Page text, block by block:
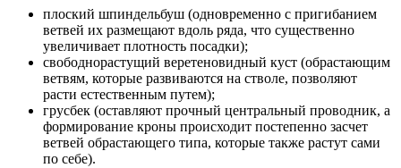
плоский шпиндельбуш (одновременно с пригибанием
ветвей их размещают вдоль ряда, что существенно
увеличивает плотность посадки);
свободнорастущий веретеновидный куст (обрастающим
ветвям, которые развиваются на стволе, позволяют
расти естественным путем);
грусбек (оставляют прочный центральный проводник, а
формирование кроны происходит постепенно засчет
ветвей обрастающего типа, которые также растут сами
по себе).